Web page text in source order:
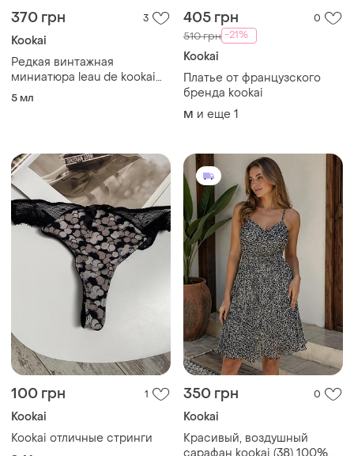
370 грн 3
Kookai
Редкая винтажная
миниатюра leau de kookai
от kookai
5 мл
405 грн 0
510 грн -21%
Kookai
Платье от французского
бренда kookai
M и еще 1
100 грн 1
Kookai
Kookai отличные стринги
350 грн 0
Kookai
Красивый, воздушный